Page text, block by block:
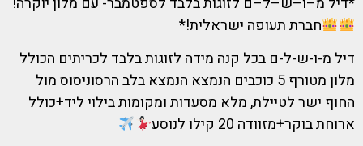
חברת תעופה ישראלית!*
דיל מ-ו-ש-ל-ם בכל קנה מידה לזוגות בלבד לכריתים הכולל
מלון מטורף 5 כוכבים הנמצא הנמצא בלב הרסוניסוס מול
החוף ישר לטיילת, מלא מסעדות ומקומות בילוי ליד+כולל
ארוחת בוקר+מזוודה 20 קילו לנוסע